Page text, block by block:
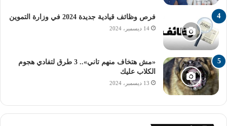
فرص وظائف قيادية جديدة 2024 في وزارة التموين
14 ديسمبر، 2024
«مش هتخاف منهم تاني».. 3 طرق لتفادي هجوم
الكلاب عليك
13 ديسمبر، 2024